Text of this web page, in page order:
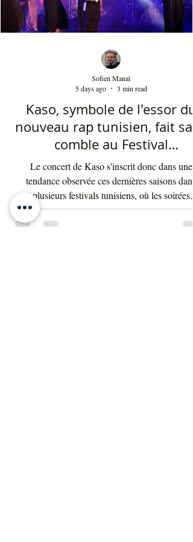
Kaso, symbole de l'essor du
nouveau rap tunisien, fait
comble au Festival
international de Sfax - Par
Le concert de Kaso s'inscrit donc dans une
tendance observée ces dernières saisons dans
Sofien Manaï
5 days ago
3 min read